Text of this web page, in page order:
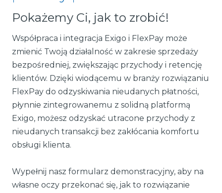
Pokażemy Ci, jak to zrobić!
Współpraca i integracja Exigo i FlexPay może
zmienić Twoją działalność w zakresie sprzedaży
bezpośredniej, zwiększając przychody i retencję
klientów. Dzięki wiodącemu w branży rozwiązaniu
FlexPay do odzyskiwania nieudanych płatności,
płynnie zintegrowanemu z solidną platformą
Exigo, możesz odzyskać utracone przychody z
nieudanych transakcji bez zakłócania komfortu
obsługi klienta.
Wypełnij nasz formularz demonstracyjny, aby na
własne oczy przekonać się, jak to rozwiązanie